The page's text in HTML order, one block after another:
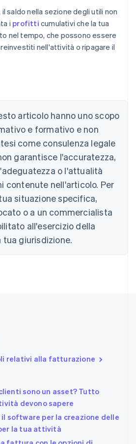
saldo nella sezione degli utili non
i profitti cumulativi che la tua
nel tempo, che possono essere
nell'attività o ripagare il
articolo hanno uno scopo
e formativo e non
come consulenza legale
garantisce l'accuratezza,
o l'attualità
contenute nell'articolo. Per
situazione specifica,
o a un commercialista
all'esercizio della
tua giurisdizione.
relativi alla fatturazione
sono un asset? Tutto
devono sapere
software per la creazione delle
la tua attività
DeutschEnglish